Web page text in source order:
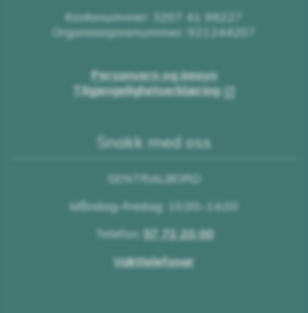
Kontonummer: 3207 41 98227
Organisasjonsnummer: 921244207
Personvern og innsyn
Tilgjengelighetserklæring
Snakk med oss
SENTRALBORD
Måndag–fredag: 10.00–14.00
Telefon: 57 72 20 00
Vakttelefonar